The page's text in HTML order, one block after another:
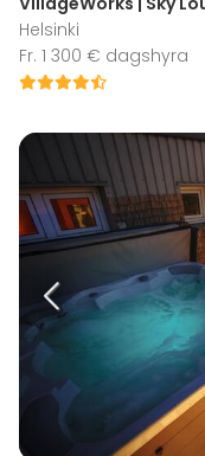
Helsinki
Fr. 1 300 € dagshyra